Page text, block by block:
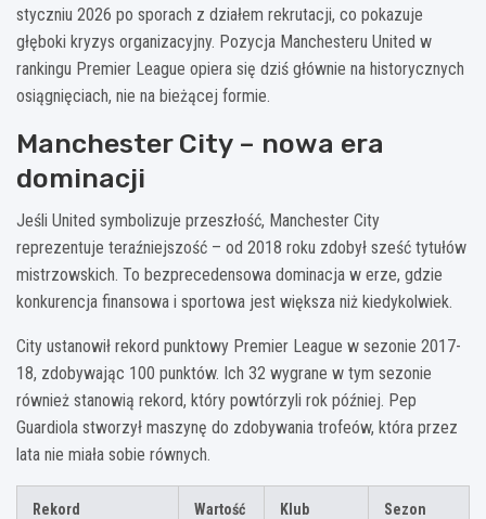
styczniu 2026 po sporach z działem rekrutacji, co pokazuje
głęboki kryzys organizacyjny. Pozycja Manchesteru United w
rankingu Premier League opiera się dziś głównie na historycznych
osiągnięciach, nie na bieżącej formie.
Manchester City – nowa era
dominacji
Jeśli United symbolizuje przeszłość, Manchester City
reprezentuje teraźniejszość – od 2018 roku zdobył sześć tytułów
mistrzowskich. To bezprecedensowa dominacja w erze, gdzie
konkurencja finansowa i sportowa jest większa niż kiedykolwiek.
City ustanowił rekord punktowy Premier League w sezonie 2017-
18, zdobywając 100 punktów. Ich 32 wygrane w tym sezonie
również stanowią rekord, który powtórzyli rok później. Pep
Guardiola stworzył maszynę do zdobywania trofeów, która przez
lata nie miała sobie równych.
Rekord Wartość Klub Sezon